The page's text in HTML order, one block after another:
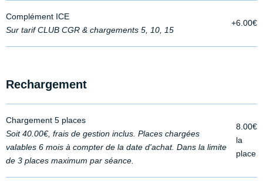
Complément ICE
Sur tarif CLUB CGR & chargements 5, 10, 15
+6.00€
Rechargement
Chargement 5 places
Soit 40.00€, frais de gestion inclus. Places chargées
valables 6 mois à compter de la date d'achat. Dans la limite
de 3 places maximum par séance.
8.00€
la
place